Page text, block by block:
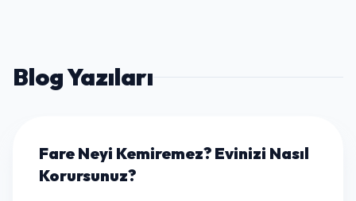
Blog Yazıları
Fare Neyi Kemiremez? Evinizi Nasıl
Korursunuz?